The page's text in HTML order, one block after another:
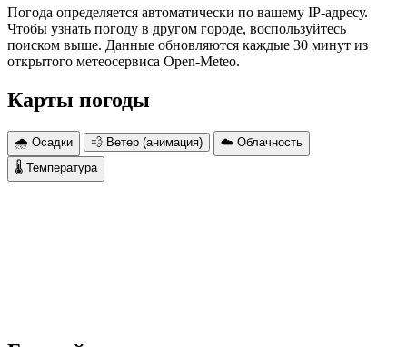
Погода определяется автоматически по вашему IP-адресу.
Чтобы узнать погоду в другом городе, воспользуйтесь
поиском выше. Данные обновляются каждые 30 минут из
открытого метеосервиса Open-Meteo.
Карты погоды
🌧 Осадки 💨 Ветер (анимация)
☁️ Облачность
🌡 Температура